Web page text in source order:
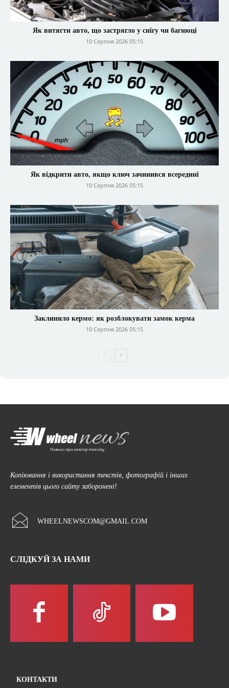
Як витягти авто, що застрягло у снігу чи багнюці
10 Серпня 2026 05:15
Як відкрити авто, якщо ключ зачинився всередині
10 Серпня 2026 05:15
Заклинило кермо: як розблокувати замок керма
10 Серпня 2026 05:15
Копіювання і використання текстів, фотографій і інших
елементів цього сайту заборонені!
WHEELNEWSCOM@GMAIL.COM
СЛІДКУЙ ЗА НАМИ
КОНТАКТИ